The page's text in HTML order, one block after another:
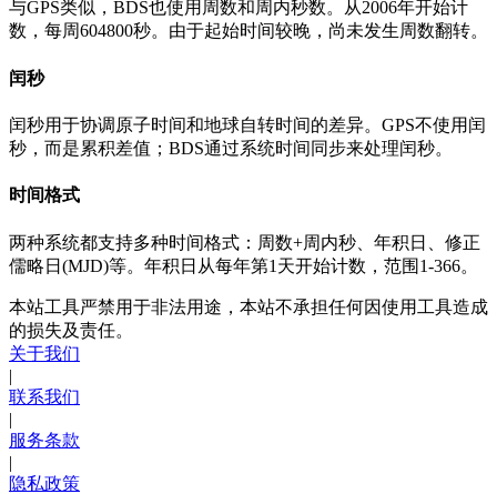
与GPS类似，BDS也使用周数和周内秒数。从2006年开始计
数，每周604800秒。由于起始时间较晚，尚未发生周数翻转。
闰秒
闰秒用于协调原子时间和地球自转时间的差异。GPS不使用闰
秒，而是累积差值；BDS通过系统时间同步来处理闰秒。
时间格式
两种系统都支持多种时间格式：周数+周内秒、年积日、修正
儒略日(MJD)等。年积日从每年第1天开始计数，范围1-366。
本站工具严禁用于非法用途，本站不承担任何因使用工具造成
的损失及责任。
关于我们
|
联系我们
|
服务条款
|
隐私政策